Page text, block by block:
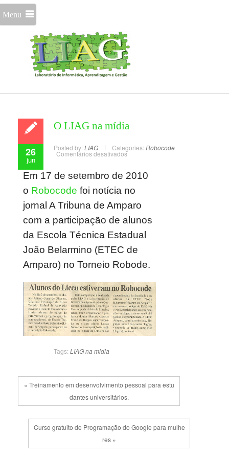
Menu
26
jun
O LIAG na mídia
Posted by: LIAG Categories: Robocode
Comentários desativados
Em 17 de setembro de 2010
o Robocode foi notícia no
jornal A Tribuna de Amparo
com a participação de alunos
da Escola Técnica Estadual
João Belarmino (ETEC de
Amparo) no Torneio Robode.
Tags: LIAG na midia
« Treinamento em desenvolvimento pessoal para estu
dantes universitários.
Curso gratuito de Programação do Google para mulhe
res »